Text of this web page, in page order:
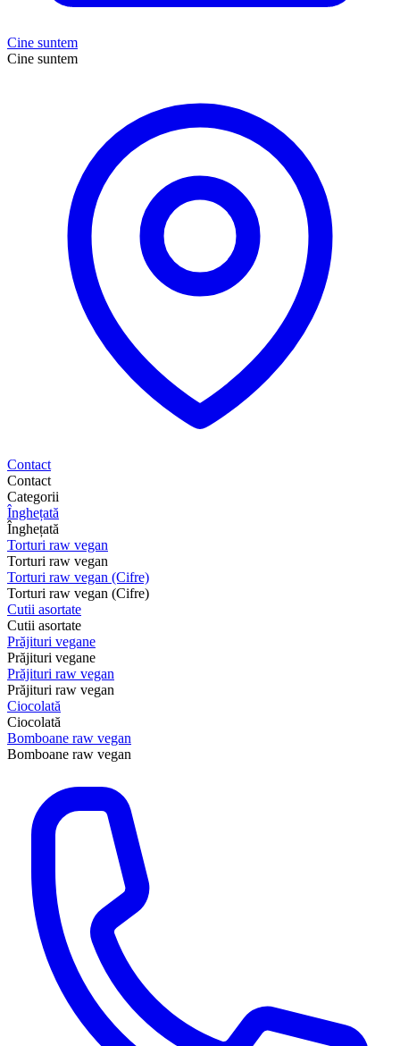
Cine suntem
Cine suntem
Contact
Contact
Categorii
Înghețată
Înghețată
Torturi raw vegan
Torturi raw vegan
Torturi raw vegan (Cifre)
Torturi raw vegan (Cifre)
Cutii asortate
Cutii asortate
Prăjituri vegane
Prăjituri vegane
Prăjituri raw vegan
Prăjituri raw vegan
Ciocolată
Ciocolată
Bomboane raw vegan
Bomboane raw vegan